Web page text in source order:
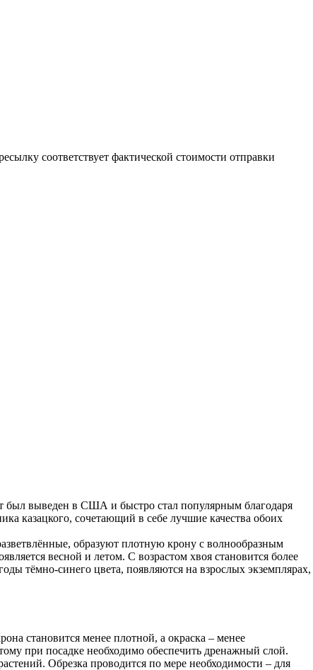
соответствует фактической стоимости отправки
был выведен в США и быстро стал популярным благодаря
казацкого, сочетающий в себе лучшие качества обоих
образуют плотную крону с волнообразным
весной и летом. С возрастом хвоя становится более
тёмно-синего цвета, появляются на взрослых экземплярах,
становится менее плотной, а окраска – менее
при посадке необходимо обеспечить дренажный слой.
Обрезка проводится по мере необходимости – для